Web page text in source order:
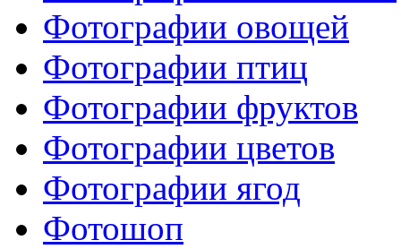
Фотографии овощей
Фотографии птиц
Фотографии фруктов
Фотографии цветов
Фотографии ягод
Фотошоп